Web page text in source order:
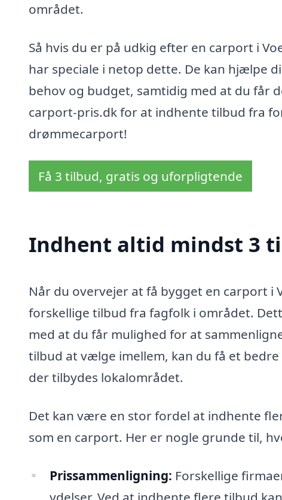
området.
Så hvis du er på udkig efter en carport i
har speciale i netop dette. De kan hjælpe
behov og budget, samtidig med at du får
carport-pris.dk for at indhente tilbud fra
drømmecarport!
Få 3 tilbud, gratis og uforpligtende
Indhent altid mindst 3
Når du overvejer at få bygget en carport i
forskellige tilbud fra fagfolk i området.
med at du får mulighed for at
tilbud at vælge imellem, kan du få et
der tilbydes lokalområdet.
Det kan være en stor fordel at indhente
som en carport. Her er nogle grunde til,
Prissammenligning: Forskellige